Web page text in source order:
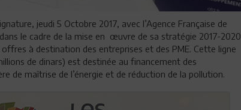
jeudi 5 Octobre 2017, avec l’Agence Française de
le cadre de la mise en œuvre de sa stratégie 2017-2020
à destination des entreprises et des PME. Cette ligne
de dinars) est destinée au financement des
de maîtrise de l’énergie et de réduction de la pollution.